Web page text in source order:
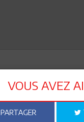
VOUS AVEZ
PARTAGER